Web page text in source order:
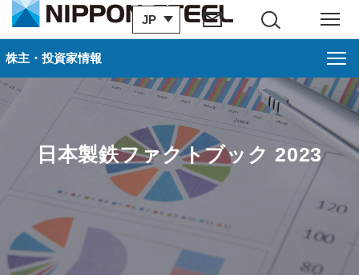
JP
サイト内検索 メニュー
日本製鉄ファクトブック 2023
株主・投資家情報